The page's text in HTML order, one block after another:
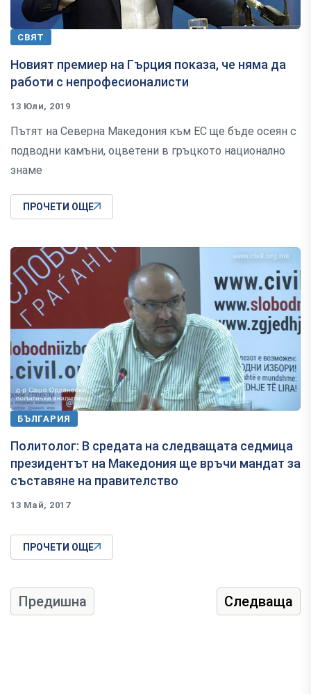
СВЯТ
Новият премиер на Гърция показа, че няма да
работи с непрофесионалисти
13 Юли, 2019
Пътят на Северна Македония към ЕС ще бъде осеян с
подводни камъни, оцветени в гръцкото национално
знаме
ПРОЧЕТИ ОЩЕ
БЪЛГАРИЯ
Политолог: В средата на следващата седмица
президентът на Македония ще връчи мандат за
съставяне на правителство
13 Май, 2017
ПРОЧЕТИ ОЩЕ
Предишна Следваща